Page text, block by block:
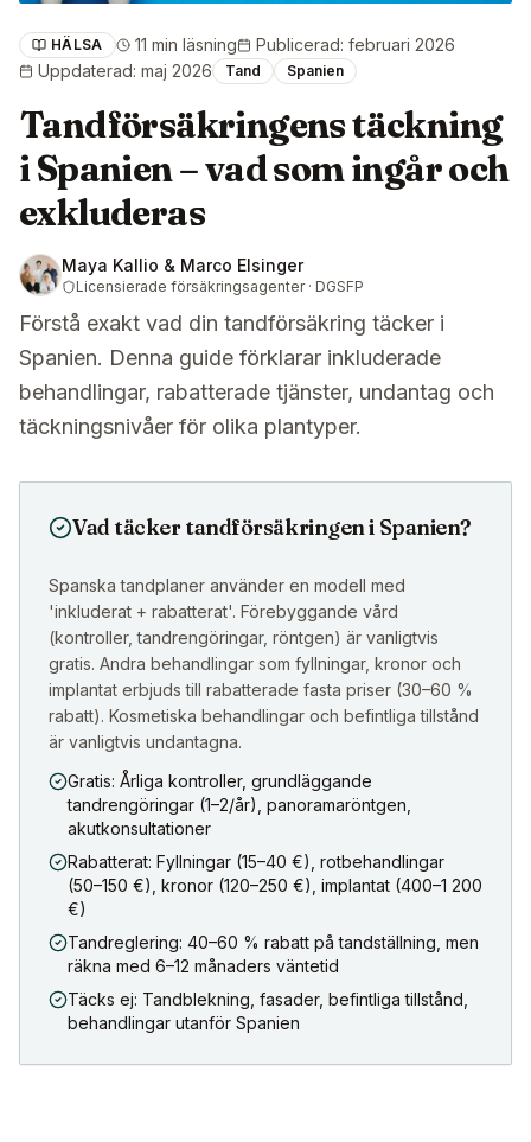
HÄLSA 11 min läsning Publicerad: februari 2026
Uppdaterad: maj 2026 Tand Spanien
Tandförsäkringens täckning
i Spanien – vad som ingår och
exkluderas
Maya Kallio & Marco Elsinger
Licensierade försäkringsagenter · DGSFP
Förstå exakt vad din tandförsäkring täcker i
Spanien. Denna guide förklarar inkluderade
behandlingar, rabatterade tjänster, undantag och
täckningsnivåer för olika plantyper.
Vad täcker tandförsäkringen i Spanien?
Spanska tandplaner använder en modell med
'inkluderat + rabatterat'. Förebyggande vård
(kontroller, tandrengöringar, röntgen) är vanligtvis
gratis. Andra behandlingar som fyllningar, kronor och
implantat erbjuds till rabatterade fasta priser (30–60 %
rabatt). Kosmetiska behandlingar och befintliga tillstånd
är vanligtvis undantagna.
Gratis: Årliga kontroller, grundläggande
tandrengöringar (1–2/år), panoramaröntgen,
akutkonsultationer
Rabatterat: Fyllningar (15–40 €), rotbehandlingar
(50–150 €), kronor (120–250 €), implantat (400–1 200
€)
Tandreglering: 40–60 % rabatt på tandställning, men
räkna med 6–12 månaders väntetid
Täcks ej: Tandblekning, fasader, befintliga tillstånd,
behandlingar utanför Spanien